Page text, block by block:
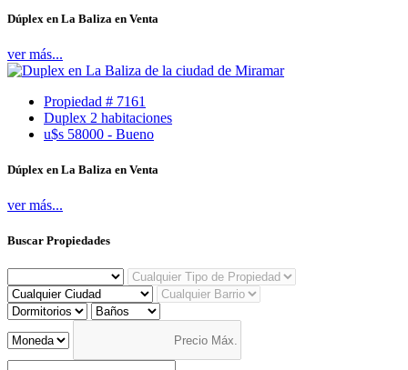
Dúplex en La Baliza en Venta
ver más...
Propiedad # 7161
Duplex 2 habitaciones
u$s 58000 - Bueno
Dúplex en La Baliza en Venta
ver más...
Buscar Propiedades